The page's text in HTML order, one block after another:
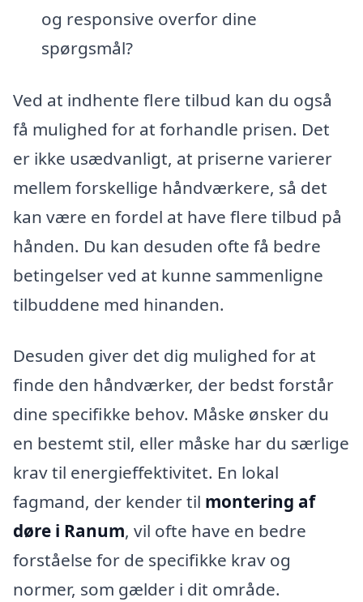
og responsive overfor dine
spørgsmål?
Ved at indhente flere tilbud kan du også
få mulighed for at forhandle prisen. Det
er ikke usædvanligt, at priserne varierer
mellem forskellige håndværkere, så det
kan være en fordel at have flere tilbud på
hånden. Du kan desuden ofte få bedre
betingelser ved at kunne sammenligne
tilbuddene med hinanden.
Desuden giver det dig mulighed for at
finde den håndværker, der bedst forstår
dine specifikke behov. Måske ønsker du
en bestemt stil, eller måske har du særlige
krav til energieffektivitet. En lokal
fagmand, der kender til montering af
døre i Ranum, vil ofte have en bedre
forståelse for de specifikke krav og
normer, som gælder i dit område.